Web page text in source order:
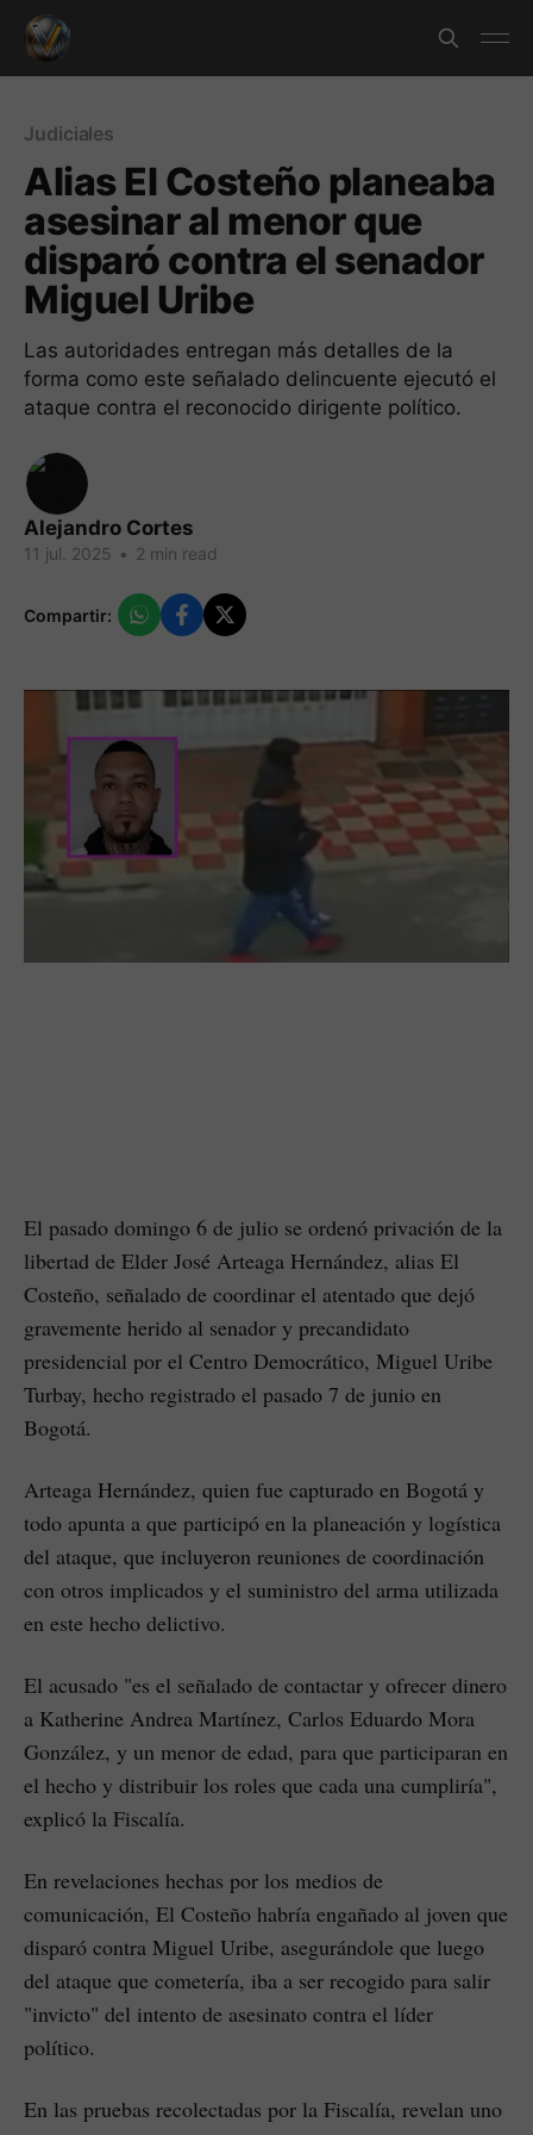
Judiciales
Alias El Costeño planeaba
asesinar al menor que
disparó contra el senador
Miguel Uribe
Las autoridades entregan más detalles de la
forma como este señalado delincuente ejecutó el
ataque contra el reconocido dirigente político.
Alejandro Cortes
11 jul. 2025 • 2 min read
Compartir:
El pasado domingo 6 de julio se ordenó privación de la
libertad de Elder José Arteaga Hernández, alias El
Costeño, señalado de coordinar el atentado que dejó
gravemente herido al senador y precandidato
presidencial por el Centro Democrático, Miguel Uribe
Turbay, hecho registrado el pasado 7 de junio en
Bogotá.
Arteaga Hernández, quien fue capturado en Bogotá y
todo apunta a que participó en la planeación y logística
del ataque, que incluyeron reuniones de coordinación
con otros implicados y el suministro del arma utilizada
en este hecho delictivo.
El acusado "es el señalado de contactar y ofrecer dinero
a Katherine Andrea Martínez, Carlos Eduardo Mora
González, y un menor de edad, para que participaran en
el hecho y distribuir los roles que cada una cumpliría",
explicó la Fiscalía.
En revelaciones hechas por los medios de
comunicación, El Costeño habría engañado al joven que
disparó contra Miguel Uribe, asegurándole que luego
del ataque que cometería, iba a ser recogido para salir
"invicto" del intento de asesinato contra el líder
político.
En las pruebas recolectadas por la Fiscalía, revelan uno